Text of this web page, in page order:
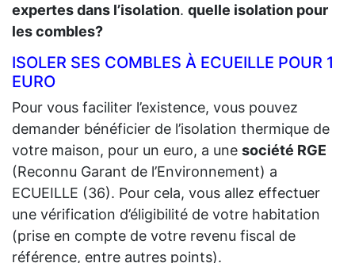
expertes dans l’isolation. quelle isolation pour
les combles?
ISOLER SES COMBLES À ECUEILLE POUR 1
EURO
Pour vous faciliter l’existence, vous pouvez
demander bénéficier de l’isolation thermique de
votre maison, pour un euro, a une société RGE
(Reconnu Garant de l’Environnement) a
ECUEILLE (36). Pour cela, vous allez effectuer
une vérification d’éligibilité de votre habitation
(prise en compte de votre revenu fiscal de
référence, entre autres points).